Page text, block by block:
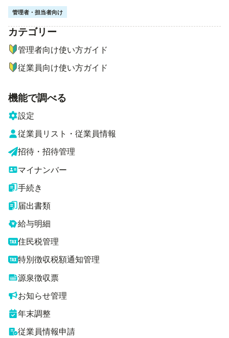
管理者・担当者向け
ナビゲーションメニュー
カテゴリー
管理者向け使い方ガイド
従業員向け使い方ガイド
機能で調べる
設定
従業員リスト・従業員情報
招待・招待管理
マイナンバー
手続き
届出書類
給与明細
住民税管理
特別徴収税額通知管理
源泉徴収票
お知らせ管理
年末調整
従業員情報申請